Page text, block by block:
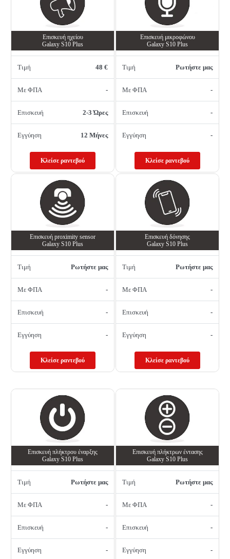
Επισκευή ηχείου
Galaxy S10 Plus
Τιμή 48 €
Με ΦΠΑ -
Επισκευή 2-3 Ώρες
Εγγύηση 12 Μήνες
Κλείσε ραντεβού
Επισκευή μικροφώνου
Galaxy S10 Plus
Τιμή Ρωτήστε μας
Με ΦΠΑ -
Επισκευή -
Εγγύηση -
Κλείσε ραντεβού
Επισκευή proximity sensor
Galaxy S10 Plus
Τιμή Ρωτήστε μας
Με ΦΠΑ -
Επισκευή -
Εγγύηση -
Κλείσε ραντεβού
Επισκευή δόνησης
Galaxy S10 Plus
Τιμή Ρωτήστε μας
Με ΦΠΑ -
Επισκευή -
Εγγύηση -
Κλείσε ραντεβού
Επισκευή πλήκτρου έναρξης
Galaxy S10 Plus
Τιμή Ρωτήστε μας
Με ΦΠΑ -
Επισκευή -
Εγγύηση -
Επισκευή πλήκτρων έντασης
Galaxy S10 Plus
Τιμή Ρωτήστε μας
Με ΦΠΑ -
Επισκευή -
Εγγύηση -